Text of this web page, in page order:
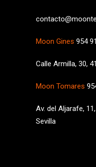
Moon Gines 954
Calle Armilla, 30,
Moon Tomares
Av. del Aljarafe,
Sevilla